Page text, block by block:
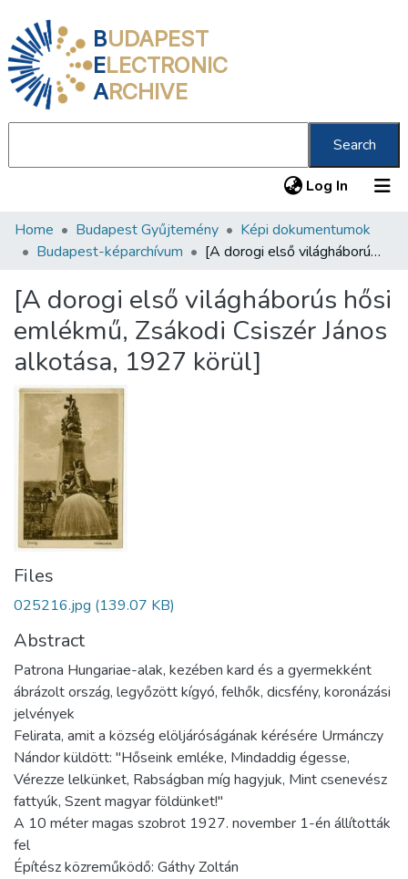
BUDAPEST
ELECTRONIC
ARCHIVE
Search
Log In (current)
Communities & Collections
Statistics
About us
Home Budapest Gyűjtemény
Képi dokumentumok
Budapest-képarchívum
[A dorogi első világháborús hősi emlékmű, Zsákodi Csiszér János alkotása, 1927 körül]
[A dorogi első világháborús hősi
emlékmű, Zsákodi Csiszér János
alkotása, 1927 körül]
Files
025216.jpg (139.07 KB)
Abstract
Patrona Hungariae-alak, kezében kard és a gyermekként
ábrázolt ország, legyőzött kígyó, felhők, dicsfény, koronázási
jelvények
Felirata, amit a község elöljáróságának kérésére Urmánczy
Nándor küldött: "Hőseink emléke, Mindaddig égesse,
Vérezze lelkünket, Rabságban míg hagyjuk, Mint csenevész
fattyúk, Szent magyar földünket!"
A 10 méter magas szobrot 1927. november 1-én állították
fel
Építész közreműködő: Gáthy Zoltán